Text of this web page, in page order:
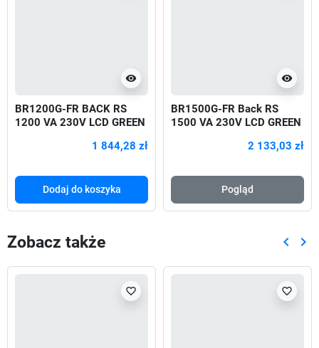
visibility
BR1200G-FR BACK RS
1200 VA 230V LCD GREEN
1 844,28 zł
Dodaj do koszyka
visibility
BR1500G-FR Back RS
1500 VA 230V LCD GREEN
2 133,03 zł
Pogląd
Zobacz także keyboard_arrow_left keyboard_arrow_right
favorite_border favorite_border